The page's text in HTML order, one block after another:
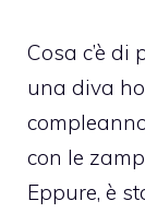
Cosa c’è
una diva
con le
Eppure, è